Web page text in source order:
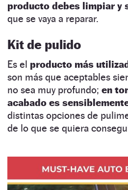
producto debes limpiar y
que se vaya a reparar.
Kit de pulido
Es el producto más
son más que aceptables
no sea muy profundo; en
acabado es
distintas opciones de
de lo que se quiera